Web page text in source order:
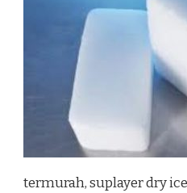
termurah, suplayer dry